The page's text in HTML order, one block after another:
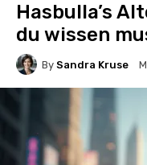
Hasbulla’s
du wissen
By Sandra Kruse